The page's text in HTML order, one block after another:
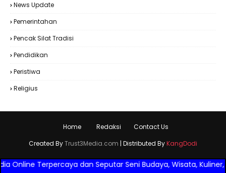
News Update
Pemerintahan
Pencak Silat Tradisi
Pendidikan
Peristiwa
Religius
Home Redaksi
Contact Us
Created ByTrust3Media.com | Distributed ByKangDodi
Terpercaya dan Seputar Seni Budaya, Wisata, Kuliner,